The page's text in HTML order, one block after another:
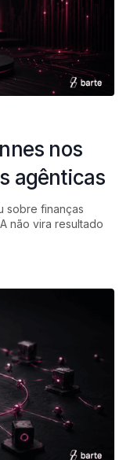
nos
agênticas
sobre finanças
não vira resultado